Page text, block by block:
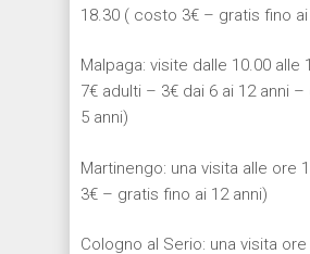
18.30 ( costo 3€ – gratis fino ai
Malpaga: visite dalle 10.00 alle
7€ adulti – 3€ dai 6 ai 12 anni
5 anni)
Martinengo: una visita alle ore
3€ – gratis fino ai 12 anni)
Cologno al Serio: una visita ore